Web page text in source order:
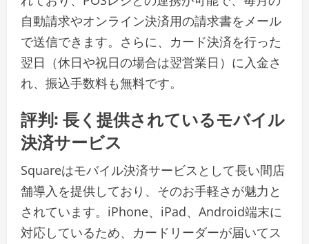
自動請求やオンライン決済用の請求書をメール
で送信できます。さらに、カード決済を行った
翌日（休日や祝日の場合は翌営業日）に入金さ
れ、振込手数料も無料です。
評判: 長く提供されているモバイル
決済サービス
Squareはモバイル決済サービスとして長い間店
舗導入を提供しており、そのお手軽さが魅力と
されています。iPhone、iPad、Android端末に
対応しているため、カードリーダーが届いてス